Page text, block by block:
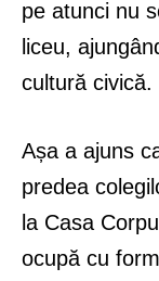
pe atunci nu
liceu,
cultură civică.
Așa a ajuns
predea
la Casa
ocupă cu